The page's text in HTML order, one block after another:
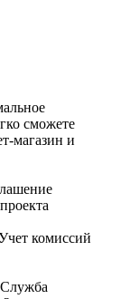
сможете
магазин и
проекта
комиссий
Служба